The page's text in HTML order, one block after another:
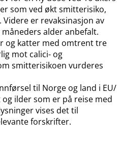
som ved økt smitterisiko,
er revaksinasjon av
alder anbefalt.
og katter med omtrent tre
mot calici- og
smitterisikoen vurderes
til Norge og land i EU​/​
ilder som er på reise med
vises det til
forskrifter.